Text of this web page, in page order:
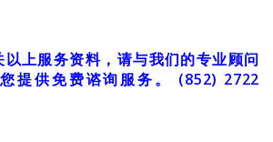
上服务资料，请与我们的专业顾问
提供免费谘询服务。 (852) 2722